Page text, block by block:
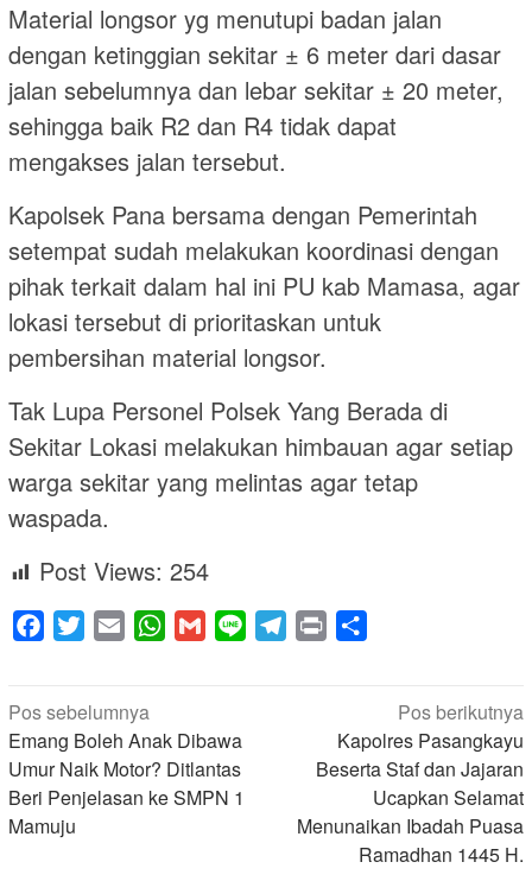
Material longsor yg menutupi badan jalan
dengan ketinggian sekitar ± 6 meter dari dasar
jalan sebelumnya dan lebar sekitar ± 20 meter,
sehingga baik R2 dan R4 tidak dapat
mengakses jalan tersebut.
Kapolsek Pana bersama dengan Pemerintah
setempat sudah melakukan koordinasi dengan
pihak terkait dalam hal ini PU kab Mamasa, agar
lokasi tersebut di prioritaskan untuk
pembersihan material longsor.
Tak Lupa Personel Polsek Yang Berada di
Sekitar Lokasi melakukan himbauan agar setiap
warga sekitar yang melintas agar tetap
waspada.
Post Views: 254
Facebook
Twitter Email WhatsApp
Gmail Line Telegram
Print
Navigasi
pos
Pos sebelumnya
Emang Boleh Anak Dibawa
Umur Naik Motor? Ditlantas
Beri Penjelasan ke SMPN 1
Mamuju
Pos berikutnya
Kapolres Pasangkayu
Beserta Staf dan Jajaran
Ucapkan Selamat
Menunaikan Ibadah Puasa
Ramadhan 1445 H.